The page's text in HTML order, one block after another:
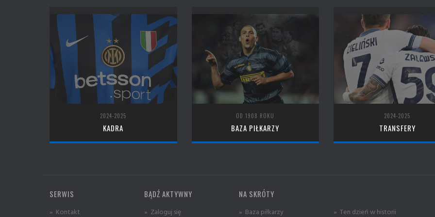
2024-2025
KADRA
OD 1908 ROKU
BAZA PIŁKARZY
2024-2025
TRANSFERY
SERWIS
» Kontakt
BĄDŹ AKTYWNY
» Zaloguj się
NA SKRÓTY
» Baza piłkarzy » Ten dzień w historii